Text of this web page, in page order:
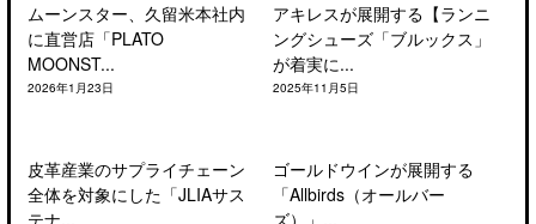
ムーンスター、久留米本社内
に直営店「PLATO
MOONST...
2026年1月23日
アキレスが展開する【ランニ
ングシューズ「ブルックス」
が着実に...
2025年11月5日
皮革産業のサプライチェーン
全体を対象にした「JLIAサス
テナ...
ゴールドウインが展開する
「Allbirds（オールバー
ズ）」...